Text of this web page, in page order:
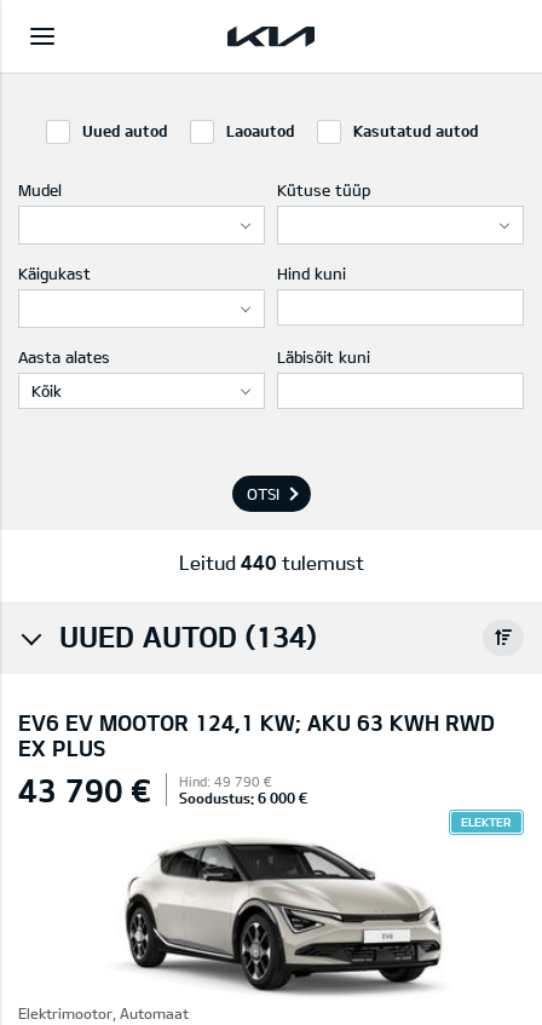
Uued autod Laoautod Kasutatud autod
Mudel Kütuse tüüp
Käigukast Hind kuni
Aasta alates
Kõik
Läbisõit kuni
OTSI
Leitud 440 tulemust
UUED AUTOD (134)
EV6 EV MOOTOR 124,1 KW; AKU 63 KWH RWD
EX PLUS
43 790 € Hind: 49 790 €
Soodustus: 6 000 €
ELEKTER
Elektrimootor, Automaat